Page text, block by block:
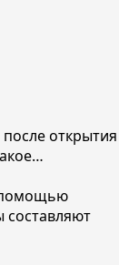
открытия
помощью
составляют